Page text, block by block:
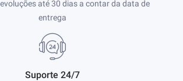
até 30 dias a contar da data de
entrega
Suporte 24/7